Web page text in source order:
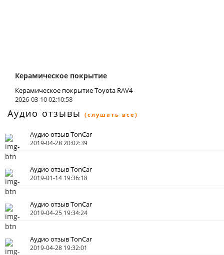
Керамическое покрытие
Керамическое покрытие Toyota RAV4
2026-03-10 02:10:58
Аудио отзывы (слушать все)
Аудио отзыв TonCar
2019-04-28 20:02:39
Аудио отзыв TonCar
2019-01-14 19:36:18
Аудио отзыв TonCar
2019-04-25 19:34:24
Аудио отзыв TonCar
2019-04-28 19:32:01